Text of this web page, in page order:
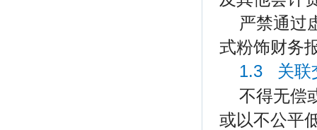
严禁通过
式粉饰财务
1.3 关联
不得无偿
或以不公平